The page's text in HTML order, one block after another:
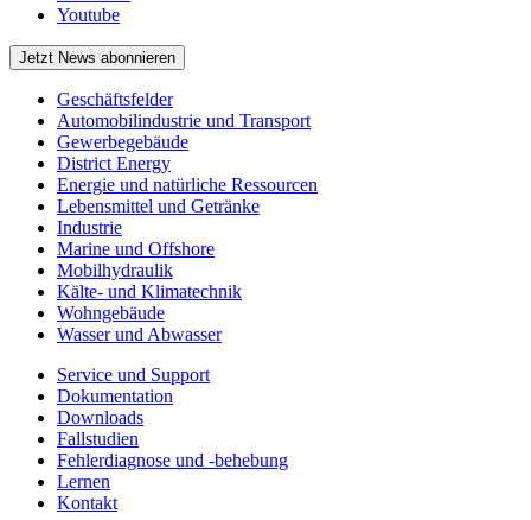
Youtube
Jetzt News abonnieren
Geschäftsfelder
Automobilindustrie und Transport
Gewerbegebäude
District Energy
Energie und natürliche Ressourcen
Lebensmittel und Getränke
Industrie
Marine und Offshore
Mobilhydraulik
Kälte- und Klimatechnik
Wohngebäude
Wasser und Abwasser
Service und Support
Dokumentation
Downloads
Fallstudien
Fehlerdiagnose und -behebung
Lernen
Kontakt